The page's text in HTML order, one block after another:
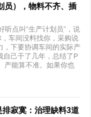
员），物料不齐、插
听点叫“生产计划员”，说
车间没料找你，采购说
，下要协调车间的实际产
自己干了几年，总结了P
产能算不准。如果你也
寂寞：治理缺料3道